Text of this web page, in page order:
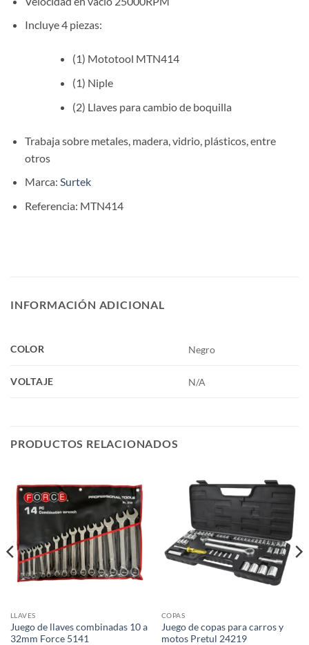
Incluye 4 piezas:
(1) Mototool MTN414
(1) Niple
(2) Llaves para cambio de boquilla
Trabaja sobre metales, madera, vidrio, plásticos, entre
otros
Marca: Surtek
Referencia: MTN414
INFORMACIÓN ADICIONAL
COLOR Negro
VOLTAJE N/A
PRODUCTOS RELACIONADOS
LLAVES
Juego de llaves combinadas 10 a
32mm Force 5141
COPAS
Juego de copas para carros y
motos Pretul 24219